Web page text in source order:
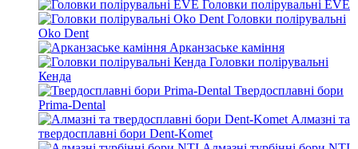
Головки полірувальні EVE
Головки полірувальні
Oko Dent
Арканзаське каміння
Головки полірувальні
Кенда
Твердосплавні бори
Prima-Dental
Алмазні та
твердосплавні бори Dent-Komet